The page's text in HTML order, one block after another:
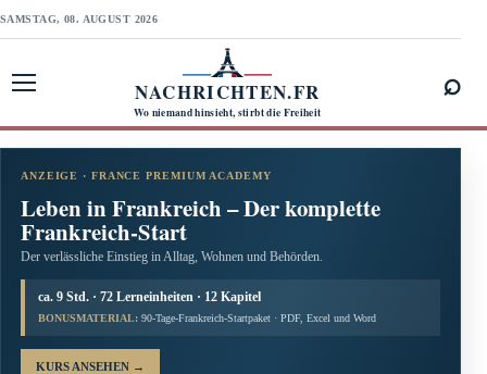
SAMSTAG, 08. AUGUST 2026
NACHRICHTEN.FR
Wo niemand hinsieht, stirbt die Freiheit
⌕
ANZEIGE · FRANCE PREMIUM ACADEMY
Leben in Frankreich – Der komplette
Frankreich-Start
Der verlässliche Einstieg in Alltag, Wohnen und Behörden.
ca. 9 Std. · 72 Lerneinheiten · 12 Kapitel
BONUSMATERIAL: 90-Tage-Frankreich-Startpaket · PDF, Excel und Word
KURS ANSEHEN →